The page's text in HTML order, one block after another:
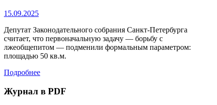
15.09.2025
Депутат Законодательного собрания Санкт-Петербурга
считает, что первоначальную задачу — борьбу с
лжеобщепитом — подменили формальным параметром:
площадью 50 кв.м.
Подробнее
Журнал в PDF